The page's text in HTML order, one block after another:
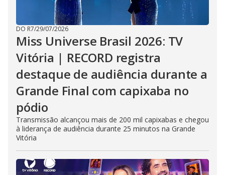
DO R7/29/07/2026
Miss Universe Brasil 2026: TV
Vitória | RECORD registra
destaque de audiência durante a
Grande Final com capixaba no
pódio
Transmissão alcançou mais de 200 mil capixabas e chegou
à liderança de audiência durante 25 minutos na Grande
Vitória